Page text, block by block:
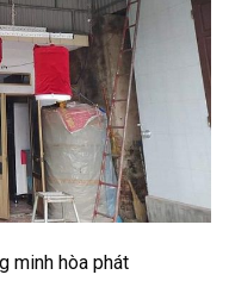
minh hòa phát